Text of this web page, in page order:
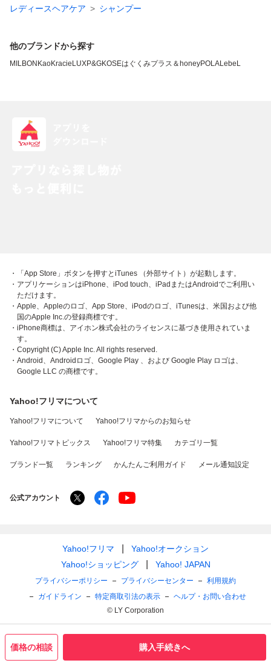
価格の相談 購入手続きへ
レディースヘアケア
シャンプー
他のブランドから探す
MILBON KaoKracie LUXP&GKOSEはぐくみプラス ＆honeyPOLALebeL
・「App Store」ボタンを押すとiTunes （外部サイト）が起動します。
・アプリケーションはiPhone、iPod touch、iPadまたはAndroidでご利用い
ただけます。
・Apple、Appleのロゴ、App Store、iPodのロゴ、iTunesは、米国および他
国のApple Inc.の登録商標です。
・iPhone商標は、アイホン株式会社のライセンスに基づき使用されていま
す。
・Copyright (C) Apple Inc. All rights reserved.
・Android、Androidロゴ、Google Play 、および Google Play ロゴは、
Google LLC の商標です。
Yahoo!フリマについて
Yahoo!フリマについて Yahoo!フリマからのお知らせ
Yahoo!フリマトピックス Yahoo!フリマ特集 カテゴリ一覧
ブランド一覧 ランキング かんたんご利用ガイド メール通知設定
公式アカウント
Yahoo!フリマ
Yahoo!オークション
Yahoo!ショッピング
Yahoo! JAPAN
プライバシーポリシー プライバシーセンター
利用規約
ガイドライン
特定商取引法の表示
ヘルプ・お問い合わせ
© LY Corporation